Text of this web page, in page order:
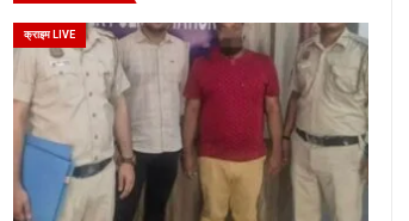
क्राइम LIVE